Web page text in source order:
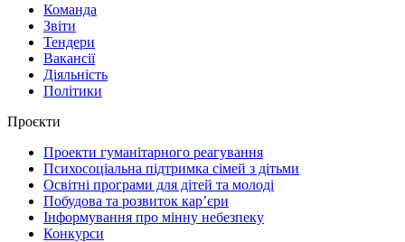
Команда
Звіти
Тендери
Вакансії
Діяльність
Політики
Проєкти
Проекти гуманітарного реагування
Психосоціальна підтримка сімей з дітьми
Освітні програми для дітей та молоді
Побудова та розвиток кар’єри
Інформування про мінну небезпеку
Конкурси